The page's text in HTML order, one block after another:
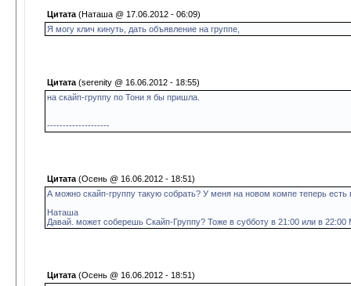
Цитата (Наташа @ 17.06.2012 - 06:09)
Я могу клич кинуть, дать объявление на группе,
Цитата (serenity @ 16.06.2012 - 18:55)
на скайп-группу по Тони я бы пришла.
--------------------
Цитата (Осень @ 16.06.2012 - 18:51)
А можно скайп-группу такую собрать? У меня на новом компе теперь
Наташа
Давай. может соберешь Скайп-Группу? Тоже в субботу в 21:00 или в
Цитата (Осень @ 16.06.2012 - 18:51)